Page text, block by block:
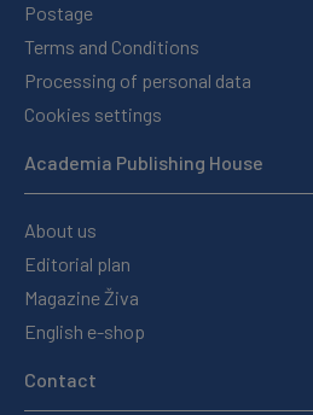
Postage
Terms and Conditions
Processing of personal data
Cookies settings
Academia Publishing House
About us
Editorial plan
Magazine Živa
English e-shop
Contact